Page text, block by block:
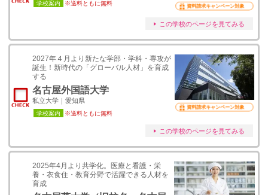
学校案内 ※送料ともに無料 資料請求キャンペーン対象
この学校のページを見てみる
2027年４月より新たな学部・学科・専攻が
誕生！新時代の「グローバル人材」を育成
する
名古屋外国語大学
私立大学｜愛知県
学校案内 ※送料ともに無料
資料請求キャンペーン対象
この学校のページを見てみる
2025年4月より共学化。医療と看護・栄
養・衣食住・教育分野で活躍できる人材を
育成